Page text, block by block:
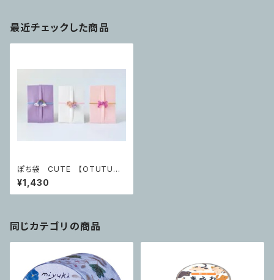
最近チェックした商品
ぽち袋 CUTE 【OTUTUM
I】
¥1,430
同じカテゴリの商品